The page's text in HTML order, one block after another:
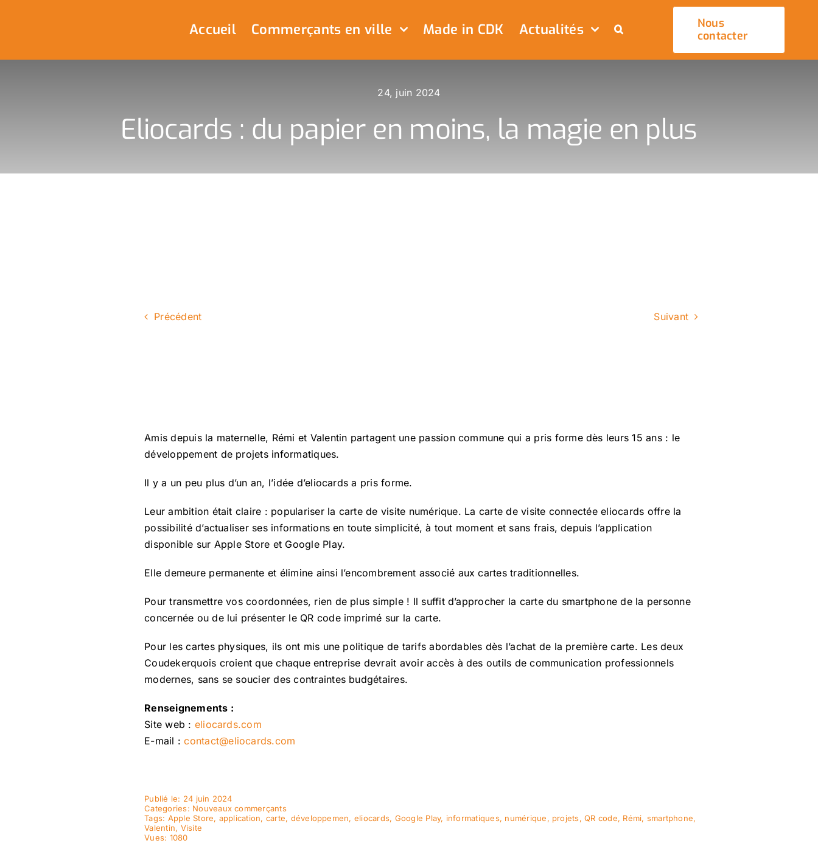
Accueil Commerçants en ville Made in CDK Actualités
Nous
contacter
24, juin 2024
Eliocards : du papier en moins, la magie en plus
Précédent Suivant
Amis depuis la maternelle, Rémi et Valentin partagent une passion commune qui a pris forme dès leurs 15 ans : le
développement de projets informatiques.
Il y a un peu plus d’un an, l’idée d’eliocards a pris forme.
Leur ambition était claire : populariser la carte de visite numérique. La carte de visite connectée eliocards offre la
possibilité d’actualiser ses informations en toute simplicité, à tout moment et sans frais, depuis l’application
disponible sur Apple Store et Google Play.
Elle demeure permanente et élimine ainsi l’encombrement associé aux cartes traditionnelles.
Pour transmettre vos coordonnées, rien de plus simple ! Il suffit d’approcher la carte du smartphone de la personne
concernée ou de lui présenter le QR code imprimé sur la carte.
Pour les cartes physiques, ils ont mis une politique de tarifs abordables dès l’achat de la première carte. Les deux
Coudekerquois croient que chaque entreprise devrait avoir accès à des outils de communication professionnels
modernes, sans se soucier des contraintes budgétaires.
Renseignements :
Site web : eliocards.com
E-mail :contact@eliocards.com
Publié le: 24 juin 2024
Categories: Nouveaux commerçants
Tags: Apple Store, application, carte, développemen, eliocards, Google Play, informatiques, numérique, projets,QR code, Rémi, smartphone,
Valentin, Visite
Vues: 1080